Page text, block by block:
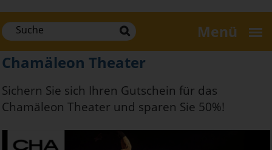
Menü
Chamäleon Theater
Sichern Sie sich Ihren Gutschein für das
Chamäleon Theater und sparen Sie 50%!